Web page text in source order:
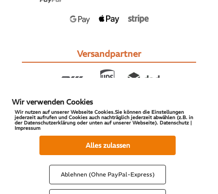
Versandpartner
© 2026 S-PARTS | All Rights Reserved
Wir verwenden Cookies
Wir nutzen auf unserer Webseite Cookies.Sie können die Einstellungen
jederzeit aufrufen und Cookies auch nachträglich jederzeit abwählen (z.B. in
der Datenschutzerklärung oder unten auf unserer Webseite). Datenschutz |
Impressum
Alles zulassen
Ablehnen (Ohne PayPal-Express)